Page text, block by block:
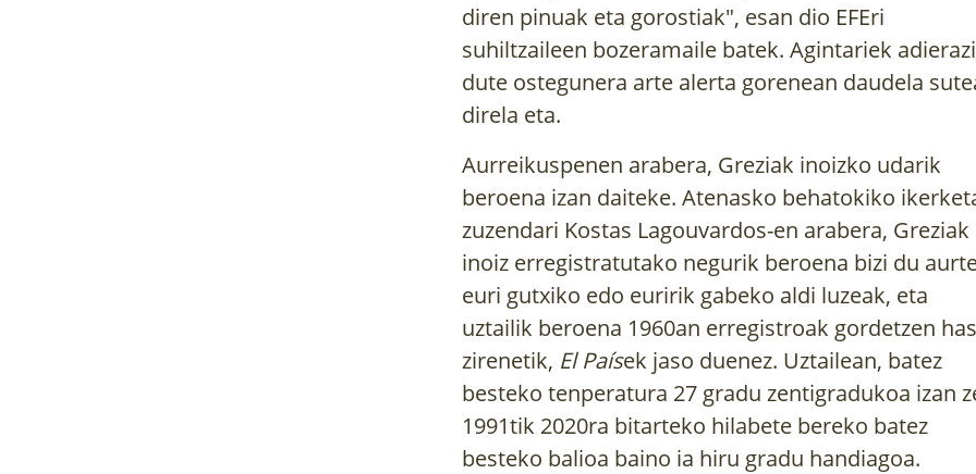
diren pinuak eta gorostiak", esan dio EFEri
suhiltzaileen bozeramaile batek. Agintariek adierazi
dute ostegunera arte alerta gorenean daudela
direla eta.
Aurreikuspenen arabera, Greziak inoizko udarik
beroena izan daiteke. Atenasko behatokiko
zuzendari Kostas Lagouvardos-en arabera, Greziak
inoiz erregistratutako negurik beroena bizi du
euri gutxiko edo euririk gabeko aldi luzeak, eta
uztailik beroena 1960an erregistroak gordetzen
zirenetik, El Paísek jaso duenez. Uztailean, batez
besteko tenperatura 27 gradu zentigradukoa izan
1991tik 2020ra bitarteko hilabete bereko batez
besteko balioa baino ia hiru gradu handiagoa.